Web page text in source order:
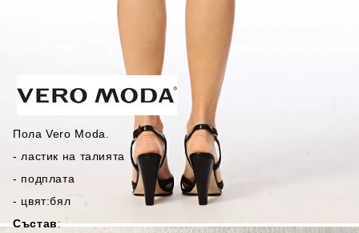
Пола Vero Moda.
- ластик на талията
- подплата
- цвят:бял
Състав: